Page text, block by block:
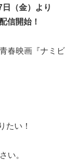
（金）より
信開始！
春映画『ナミビ
たい！
い。